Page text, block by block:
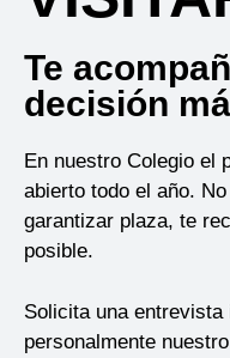
Te
decisión
En nuestro Colegio el
abierto todo el año.
garantizar plaza, te
posible.
Solicita una entrevista
personalmente